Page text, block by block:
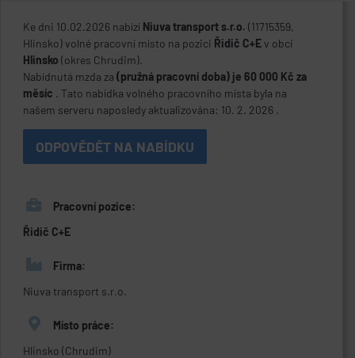
Ke dni 10.02.2026 nabízí Niuva transport s.r.o. (11715359,
Hlinsko) volné pracovní místo na pozici Řidič C+E v obci
Hlinsko (okres Chrudim).
Nabídnutá mzda za (pružná pracovní doba) je 60 000 Kč za
měsíc . Tato nabídka volného pracovního místa byla na
našem serveru naposledy aktualizována: 10. 2. 2026 .
ODPOVĚDĚT NA NABÍDKU
Pracovní pozice:
Řidič C+E
Firma:
Niuva transport s.r.o.
Místo práce:
Hlinsko (Chrudim)